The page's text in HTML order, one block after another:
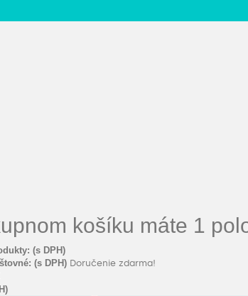
košíku máte 1
(s DPH)
(s DPH) Doručenie zdarma!